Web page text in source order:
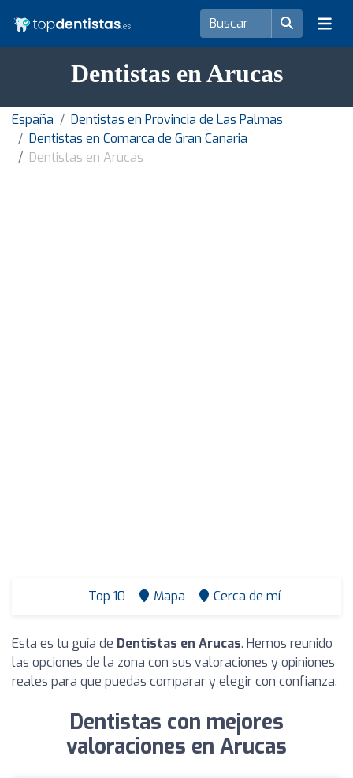
Dentistas en Arucas
España
Dentistas en Provincia de Las Palmas
Dentistas en Comarca de Gran Canaria
Dentistas en Arucas
Top 10 Mapa Cerca de mí
Esta es tu guía de Dentistas en Arucas. Hemos reunido
las opciones de la zona con sus valoraciones y opiniones
reales para que puedas comparar y elegir con confianza.
Dentistas con mejores
valoraciones en Arucas